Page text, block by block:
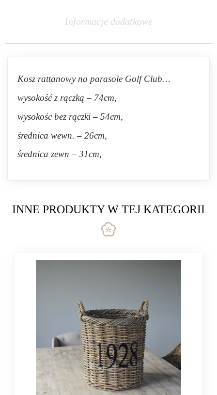
Informacje dodatkowe
Kosz rattanowy na parasole Golf Club…
wysokość z rączką – 74cm,
wysokośc bez rączki – 54cm,
średnica wewn. – 26cm,
średnica zewn – 31cm,
INNE PRODUKTY W TEJ KATEGORII